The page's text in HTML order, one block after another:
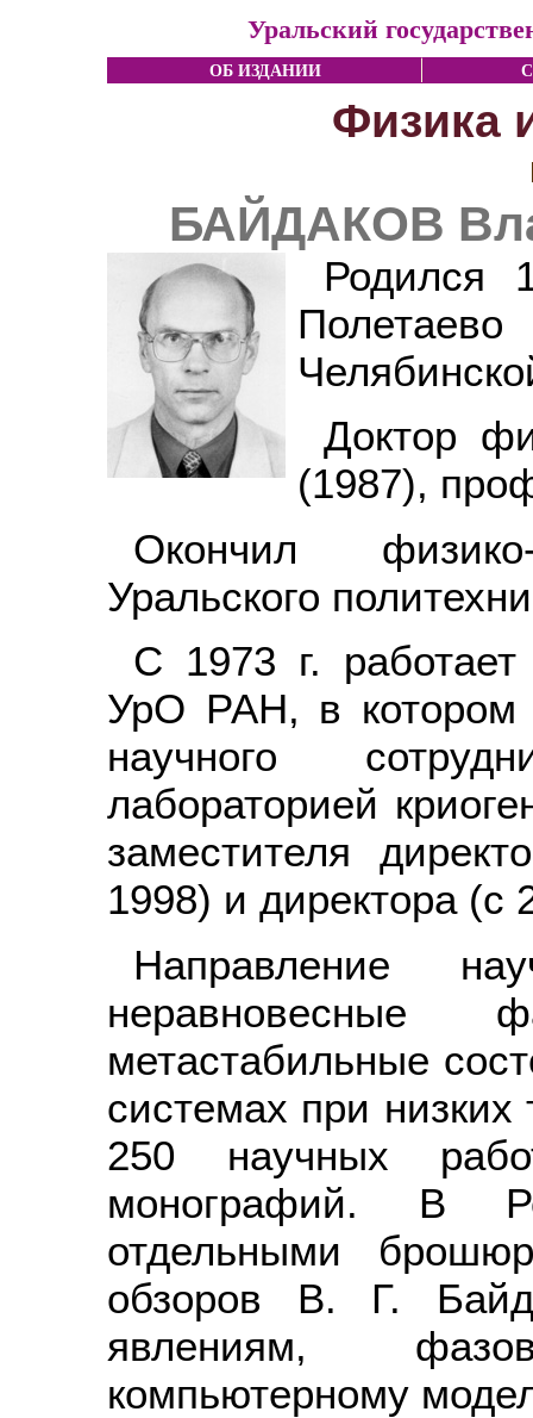
Уральский
ОБ ИЗДАНИИ
Физика
БАЙДАКОВ
Родился
Доктор
(1987),
Окончил физико-
Уральского
С 1973 г.
УрО РАН, в котором
научного
лабораторией
заместителя
1998) и директора (с
Направление
неравновесные
метастабильные
системах при
250 научных
монографий. В
отдельными
обзоров В. Г.
явлениям,
компьютерному